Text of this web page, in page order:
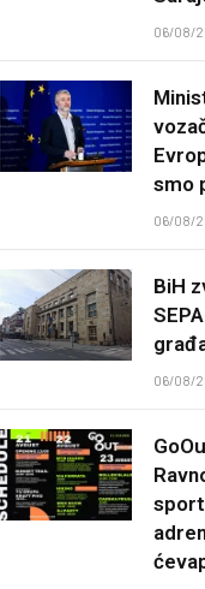
06/08/
smo
06/08/
BiH
06/08/